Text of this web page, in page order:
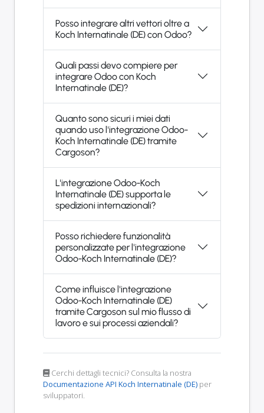
Posso integrare altri vettori oltre a
Koch Internatinale (DE) con Odoo?
Quali passi devo compiere per
integrare Odoo con Koch
Internatinale (DE)?
Quanto sono sicuri i miei dati
quando uso l'integrazione Odoo-
Koch Internatinale (DE) tramite
Cargoson?
L'integrazione Odoo-Koch
Internatinale (DE) supporta le
spedizioni internazionali?
Posso richiedere funzionalità
personalizzate per l'integrazione
Odoo-Koch Internatinale (DE)?
Come influisce l'integrazione
Odoo-Koch Internatinale (DE)
tramite Cargoson sul mio flusso di
lavoro e sui processi aziendali?
Cerchi dettagli tecnici? Consulta la nostra
Documentazione API Koch Internatinale (DE) per
sviluppatori.